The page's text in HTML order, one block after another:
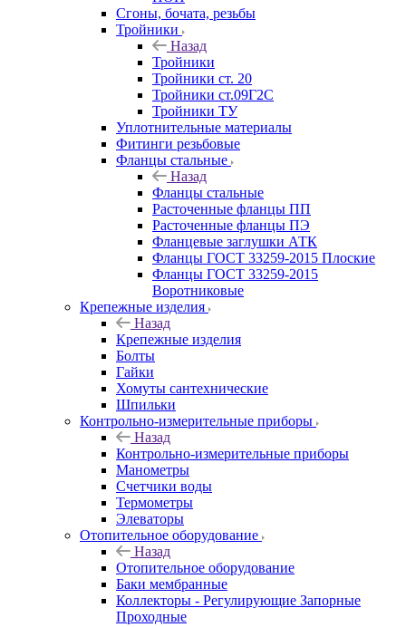
Сгоны, бочата, резьбы
Тройники
Назад
Тройники
Тройники ст. 20
Тройники ст.09Г2С
Тройники ТУ
Уплотнительные материалы
Фитинги резьбовые
Фланцы стальные
Назад
Фланцы стальные
Расточенные фланцы ПП
Расточенные фланцы ПЭ
Фланцевые заглушки АТК
Фланцы ГОСТ 33259-2015 Плоские
Фланцы ГОСТ 33259-2015
Воротниковые
Крепежные изделия
Назад
Крепежные изделия
Болты
Гайки
Хомуты сантехнические
Шпильки
Контрольно-измерительные приборы
Назад
Контрольно-измерительные приборы
Манометры
Счетчики воды
Термометры
Элеваторы
Отопительное оборудование
Назад
Отопительное оборудование
Баки мембранные
Коллекторы - Регулирующие Запорные
Проходные